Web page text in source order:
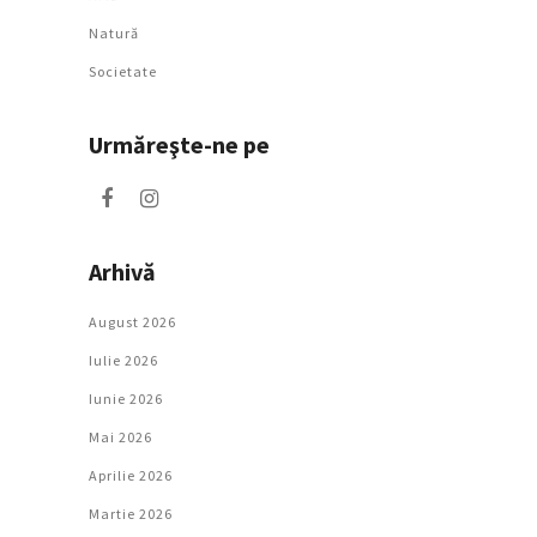
Natură
Societate
Urmăreşte-ne pe
Arhivă
August 2026
Iulie 2026
Iunie 2026
Mai 2026
Aprilie 2026
Martie 2026